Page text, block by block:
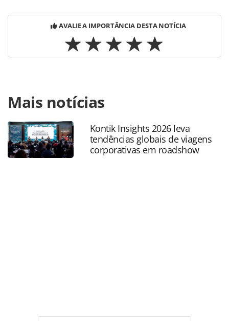
AVALIE A IMPORTÂNCIA DESTA NOTÍCIA
https://www.panrotas.com.br/mercado/operadoras/2025/
fecha-parceria-com-soccer-hospitality-e-lanca-campanha-
aos-agentes_220674.html ou as ferramentas oferecidas na
página. Todo o conteúdo produzido pela PANROTAS
Editora é protegido pela legislação brasileira sobre direito
autoral. Não reproduza o conteúdo sem autorização da
Mais notícias
Kontik Insights 2026 leva
tendências globais de viagens
corporativas em roadshow